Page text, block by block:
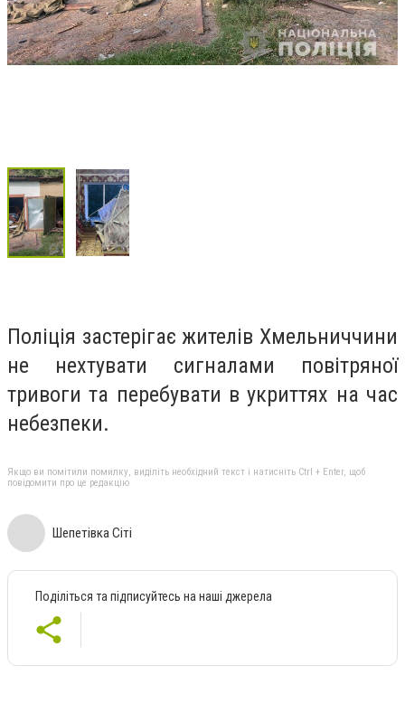
Поліція застерігає жителів Хмельниччини
не нехтувати сигналами повітряної
тривоги та перебувати в укриттях на час
небезпеки.
Якщо ви помітили помилку, виділіть необхідний текст і натисніть Ctrl + Enter, щоб
повідомити про це редакцію
Шепетівка Сіті
Поділіться та підписуйтесь на наші джерела